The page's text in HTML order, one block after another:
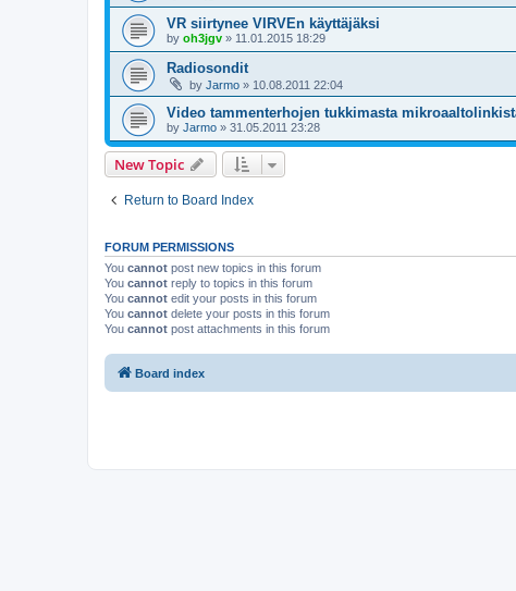
VR siirtynee VIRVEn käyttäjäksi
by oh3jgv » 11.01.2015 18:29
Radiosondit
by Jarmo » 10.08.2011 22:04
Video tammenterhojen tukkimasta
by Jarmo » 31.05.2011 23:28
New Topic
Return to Board Index
FORUM PERMISSIONS
You cannot post new topics in this forum
You cannot reply to topics in this forum
You cannot edit your posts in this forum
You cannot delete your posts in this forum
You cannot post attachments in this forum
Board index